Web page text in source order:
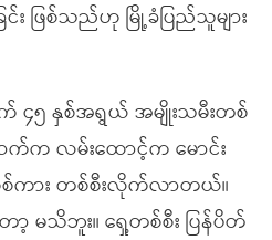
င်း ဖြစ်သည်ဟု မြို့ခံပြည်သူများ
၅ နှစ်အရွယ် အမျိုးသမီးတစ်
က်က လမ်းထောင့်က မောင်း
ကား တစ်စီးလိုက်လာတယ်။
ာ့ မသိဘူး။ ရှေ့တစ်စီး ပြန်ပိတ်